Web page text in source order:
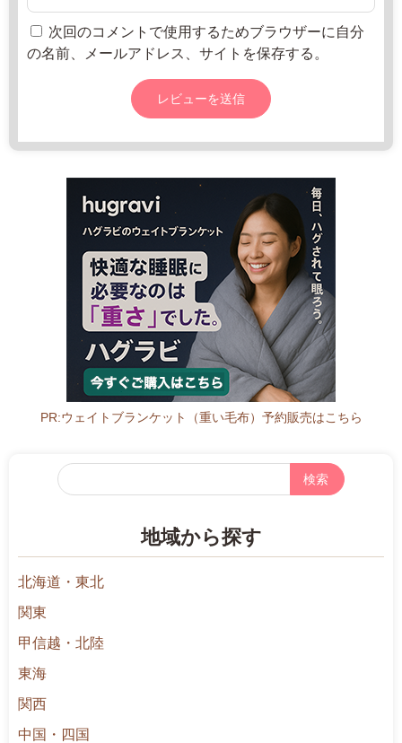
次回のコメントで使用するためブラウザーに自分
の名前、メールアドレス、サイトを保存する。
PR:ウェイトブランケット（重い毛布）予約販売はこちら
フ
リ
索
地域から探す
北海道・東北
関東
甲信越・北陸
東海
関西
中国・四国